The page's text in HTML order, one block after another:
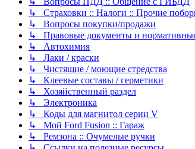
↳ Страховки :: Налоги :: Прочие
↳ Вопросы покупки/продажи
↳ Правовые документы и
↳ Автохимия
↳ Лаки / краски
↳ Чистящие / моющие стредства
↳ Клеевые составы / герметики
↳ Хозяйственный раздел
↳ Электроника
↳ Коды для магнитол серии V
↳ Мой Ford Fusion :: Гараж
↳ Ремзона :: Очумелые ручки